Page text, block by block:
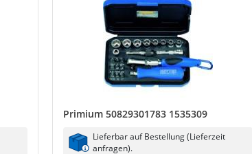
Primium 50829301783 1535309
Lieferbar auf Bestellung (Lieferzeit
anfragen).